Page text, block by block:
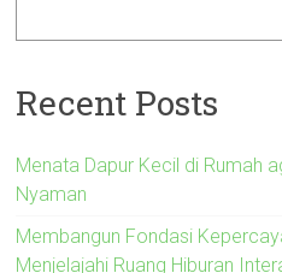
Recent Posts
Menata Dapur Kecil di Rumah
Nyaman
Membangun Fondasi
Menjelajahi Ruang Hiburan